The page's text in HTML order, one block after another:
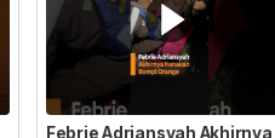
Febrie Adriansyah Akhirnya